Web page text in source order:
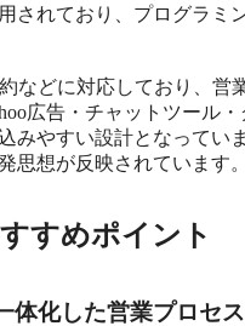
されており、プログラミ
などに対応しており、営
広告・チャットツール
みやすい設計となってい
思想が反映されています。
すめポイント
体化した営業プロセ